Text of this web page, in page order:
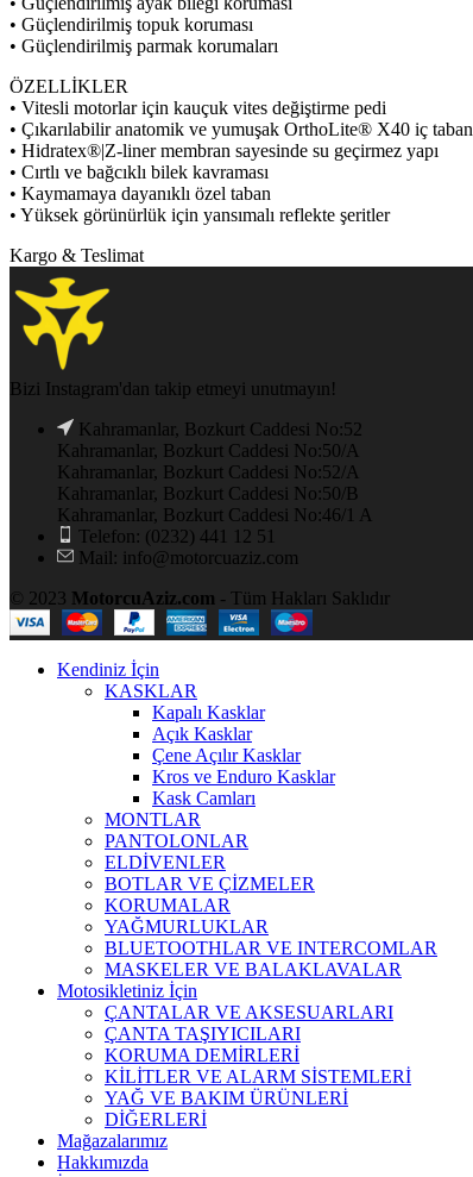
• Güçlendirilmiş topuk koruması
• Güçlendirilmiş parmak korumaları
ÖZELLİKLER
• Vitesli motorlar için kauçuk vites değiştirme pedi
• Çıkarılabilir anatomik ve yumuşak OrthoLite® X40 iç taban
• Hidratex®|Z-liner membran sayesinde su geçirmez yapı
• Cırtlı ve bağcıklı bilek kavraması
• Kaymamaya dayanıklı özel taban
• Yüksek görünürlük için yansımalı reflekte şeritler
Kargo & Teslimat
Bizi Instagram'dan takip etmeyi unutmayın!
Kahramanlar, Bozkurt Caddesi No:52
Kahramanlar, Bozkurt Caddesi No:50/A
Kahramanlar, Bozkurt Caddesi No:52/A
Kahramanlar, Bozkurt Caddesi No:50/B
Kahramanlar, Bozkurt Caddesi No:46/1 A
Telefon: (0232) 441 12 51
Mail: info@motorcuaziz.com
© 2023 MotorcuAziz.com - Tüm Hakları Saklıdır
Kendiniz İçin
KASKLAR
Kapalı Kasklar
Açık Kasklar
Çene Açılır Kasklar
Kros ve Enduro Kasklar
Kask Camları
MONTLAR
PANTOLONLAR
ELDİVENLER
BOTLAR VE ÇİZMELER
KORUMALAR
YAĞMURLUKLAR
BLUETOOTHLAR VE INTERCOMLAR
MASKELER VE BALAKLAVALAR
Motosikletiniz İçin
ÇANTALAR VE AKSESUARLARI
ÇANTA TAŞIYICILARI
KORUMA DEMİRLERİ
KİLİTLER VE ALARM SİSTEMLERİ
YAĞ VE BAKIM ÜRÜNLERİ
DİĞERLERİ
Mağazalarımız
Hakkımızda